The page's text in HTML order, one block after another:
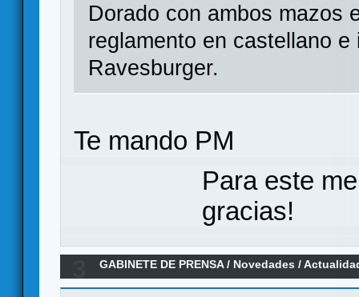
Dorado con ambos mazos
reglamento en castellano
Ravesburger.
Te mando PM
Para este
gracias!
GABINETE DE PRENSA/ Novedades /